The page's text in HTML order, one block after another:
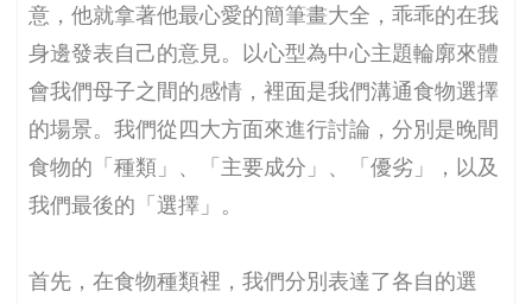
意，他就拿著他最心愛的簡筆畫大全，乖乖的在我
身邊發表自己的意見。以心型為中心主題輪廓來體
會我們母子之間的感情，裡面是我們溝通食物選擇
的場景。我們從四大方面來進行討論，分別是晚間
食物的「種類」、「主要成分」、「優劣」，以及
我們最後的「選擇」。
首先，在食物種類裡，我們分別表達了各自的選